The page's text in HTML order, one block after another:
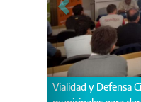
Práctica de